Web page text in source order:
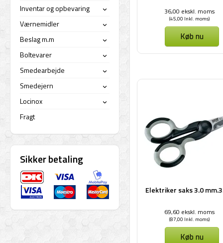
36,00 ekskl. moms
(45,00 Inkl. moms)
Køb nu
Elektriker saks 3.0
69,60 ekskl. moms
(87,00 Inkl. moms)
Køb nu
Inventar og opbevaring
›
Værnemidler ›
Beslag m.m ›
Boltevarer ›
Smedearbejde ›
Smedejern ›
Locinox ›
Fragt
Sikker betaling